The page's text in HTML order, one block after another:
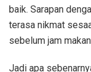
baik. Sarapan
terasa nikmat
sebelum jam
Jadi apa